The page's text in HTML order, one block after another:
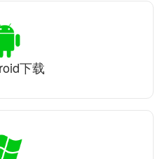
下载